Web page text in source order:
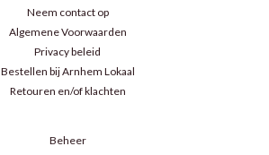
Neem contact op
Algemene Voorwaarden
Privacy beleid
Bestellen bij Arnhem Lokaal
Retouren en/of klachten
Beheer